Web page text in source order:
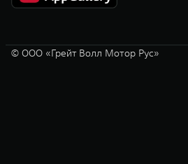
© ООО «Грейт Волл Мотор Рус»